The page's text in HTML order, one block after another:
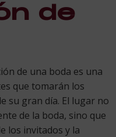
de
de una boda es una
que tomarán los
su gran día. El lugar no
de la boda, sino que
los invitados y la